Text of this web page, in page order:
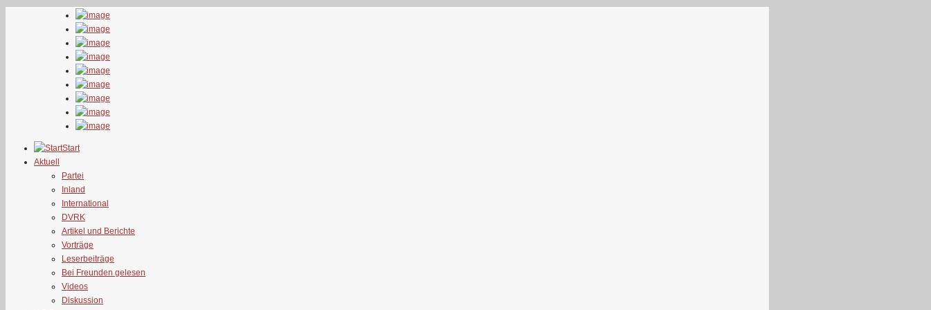
Start
Aktuell
Partei
Inland
International
DVRK
Artikel und Berichte
Vorträge
Leserbeiträge
Bei Freunden gelesen
Videos
Diskussion